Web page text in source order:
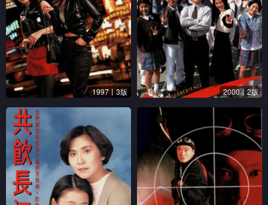
1997丨3版 2000丨2版